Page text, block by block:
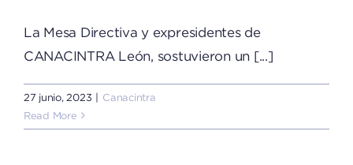
La Mesa Directiva y expresidentes de
CANACINTRA León, sostuvieron un [...]
27 junio, 2023
Canacintra
Read More